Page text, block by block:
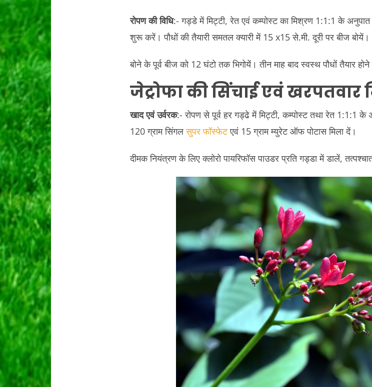
रोपण की विधि:- गड्डे में मिट्टी, रेत एवं कम्पोस्ट का मिश्रण 1:1:1 के अनुपात
शुरू करें। पौधों की तैयारी समतल क्यारी में 15 x15 से.मी. दूरी पर बीज बोयें।
बोने के पूर्व बीज को 12 घंटो तक भिगोयें। तीन माह बाद स्वस्थ पौधों तैयार
जेट्रोफा कीसिंचाई एवं खरपतवार
खाद एवं उर्वरक:- रोपण से पूर्व हर गड्ढे में मिट्टी, कम्पोस्ट तथा रेत 1:1:1 के
120 ग्राम सिंगलसुपर फॉस्फेटएवं 15 ग्राम म्युरेट ऑफ पोटास मिला दें।
दीमक नियंत्रण के लिए क्लोरो पायरिफॉस पाउडर प्रति गड्डा में डालें,